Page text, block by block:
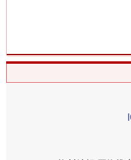
习近平的博鳌关